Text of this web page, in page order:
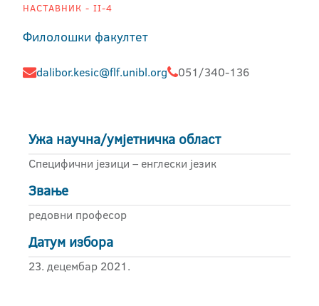
НАСТАВНИК - II-4
Филолошки факултет
dalibor.kesic@flf.unibl.org 051/340-136
Ужа научна/умјетничка област
Специфични језици – енглески језик
Звање
редовни професор
Датум избора
23. децембар 2021.